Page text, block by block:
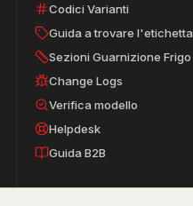
Codici Varianti
Guida a trovare l'etichetta
Sezioni Guarnizione Frigo
Change Logs
Verifica modello
Helpdesk
Guida B2B